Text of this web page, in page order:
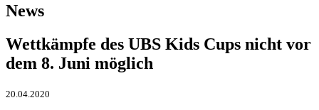
News
Wettkämpfe des UBS Kids Cups nicht vor
dem 8. Juni möglich
20.04.2020